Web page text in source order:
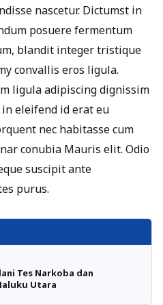
nascetur. Dictumst in
posuere fermentum
blandit integer tristique
convallis eros ligula.
ligula adipiscing dignissim
in eleifend id erat eu
nec habitasse cum
conubia Mauris elit. Odio
suscipit ante
purus.
Tes Narkoba dan
Utara